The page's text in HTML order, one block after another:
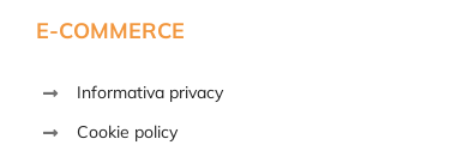
E-COMMERCE
Informativa privacy
Cookie policy